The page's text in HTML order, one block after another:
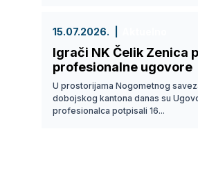
15.07.2026.
Igrači NK Čelik Zenica
profesionalne ugovore
U prostorijama Nogometnog
dobojskog kantona danas su
profesionalca potpisali 16...